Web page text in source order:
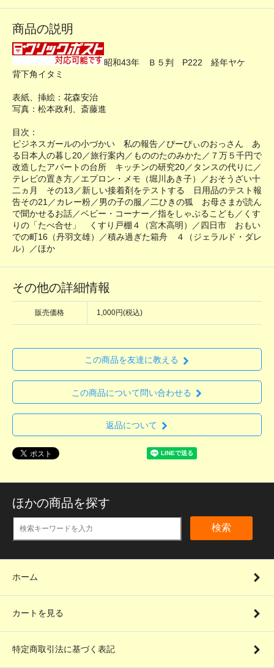
商品の説明
昭和43年 Ｂ５判 P222 経年ヤケ
背下角イタミ
表紙、挿絵：花森安治
写真：松本政利、斎藤進
目次：
ビジネスガールの小づかい 私の報告／ぴーぴぃのおっさん あ
る日本人の暮し20／旅行案内／もののたのみかた／７万５千円で
改造したアパートの台所 キッチンの研究20／タンスの代りに／
テレビの置き方／エプロン・メモ（堀川あき子）／おそうざい十
二ヵ月 その13／新しい接着剤をテストする 日用品のテスト報
告その21／カレー粉／男の子の服／二ひきの狐 お母さまが読ん
で聞かせるお話／ベビー・コーナー／指をしゃぶるこども／くす
りの「たべ合せ」 くすり戸棚４（宮木高明）／四日市 おもい
での町16（丹羽文雄）／積み過ぎた箱舟 ４（ジェラルド・ダレ
ル）／ほか
その他の詳細情報
販売価格 1,000円(税込)
この商品を友達に教える
この商品について問い合わせる
返品について
ほかの商品を探す
検索
ホーム
カートを見る
特定商取引法に基づく表記